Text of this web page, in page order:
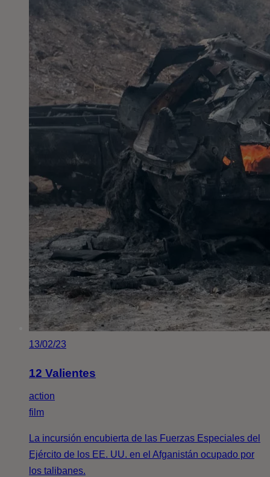
13/02/23
12 Valientes
action
film
La incursión encubierta de las Fuerzas Especiales del
Ejército de los EE. UU. en el Afganistán ocupado por
los talibanes.